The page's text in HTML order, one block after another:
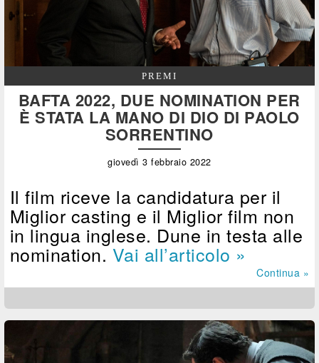
PREMI
BAFTA 2022, DUE NOMINATION PER
È STATA LA MANO DI DIO DI PAOLO
SORRENTINO
giovedì 3 febbraio 2022
Il film riceve la candidatura per il
Miglior casting e il Miglior film non
in lingua inglese. Dune in testa alle
nomination.Vai all’articolo »
Continua »